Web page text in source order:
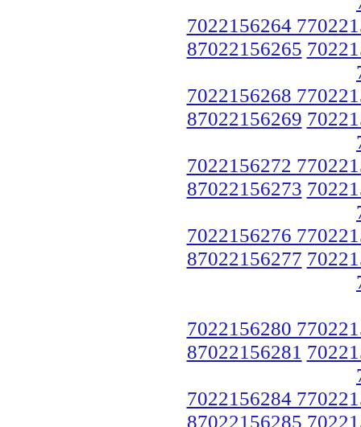
7022156264
87022156265
7022156268
87022156269
7022156272
87022156273
7022156276
87022156277
7022156280
87022156281
7022156284
87022156285